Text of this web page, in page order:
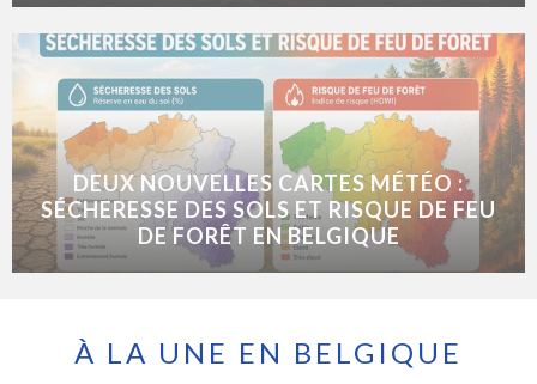
DEUX NOUVELLES CARTES MÉTÉO :
SÉCHERESSE DES SOLS ET RISQUE DE FEU
DE FORÊT EN BELGIQUE
À LA UNE EN BELGIQUE